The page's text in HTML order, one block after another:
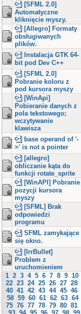
[SFML 2.0]
Automatyczne
kliknięcie myszy.
[Allegro] Formaty
obsługiwanych
plików.
Instalacja GTK 64-
bit pod Dev C++
[SFML 2.0]
Pobranie koloru z
pod kursora myszy
[WinApi]
Pobieranie danych z
pola tekstowego;
wczytywanie
klawisza
base operand of '-
>' is not a pointer
[allegro]
obliczanie kąta do
funkcji rotate_sprite
[WinAPI] Pobranie
pozycji kursora
myszy
[SFML] Brak
odpowiedzi
programu
SFML zamykające
się okno.
[IrrBullet]
Problem z
uruchomieniem
1 2 3 4 5 6 7 8 9 10
22 23 24 25 26 27 28
40 41 42 43 44 45 46
58 59 60 61 62 63 64
75 76 77 78 79 80 81